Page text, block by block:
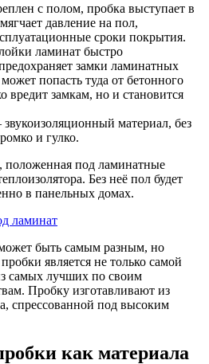
с полом, пробка выступает в
давление на пол,
сроки покрытия.
ламинат быстро
замки ламинатных
попасть туда от бетонного
вредит замкам, но и становится
материал, без
и гулко.
под ламинатные
Без неё пол будет
в панельных домах.
быть самым разным, но
является не только самой
самых лучших по своим
Пробку изготавливают из
спрессованной под высоким
как материала